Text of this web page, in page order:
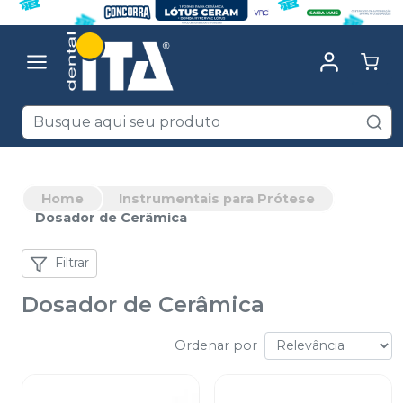
Home
Instrumentais para Prótese
Dosador de Cerâmica
Filtrar
Dosador de Cerâmica
Ordenar por